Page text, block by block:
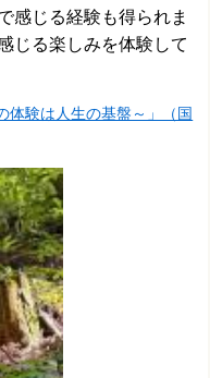
感じる経験も得られま
じる楽しみを体験して
体験は人生の基盤～」（国